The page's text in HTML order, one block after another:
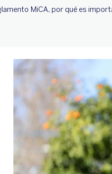
MiCA, por qué es